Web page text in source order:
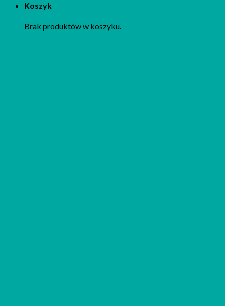
Koszyk
Brak produktów w koszyku.